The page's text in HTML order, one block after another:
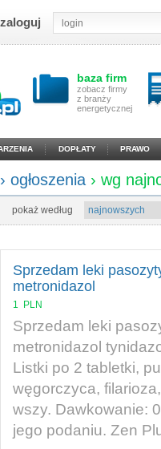
zaloguj
baza firm
zobacz firmy
z branży
energetycznej
DOPŁATY PRAWO
› ogłoszenia › wg
pokaż według
Sprzedam leki
metronidazol
1 PLN
Sprzedam leki
metronidazol
Listki po 2 tabletki,
węgorczyca,
wszy. Dawkowanie:
jego podaniu. Zen